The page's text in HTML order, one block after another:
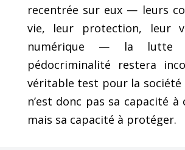
recentrée sur eux — leurs
vie, leur protection, leur
numérique — la lutte
pédocriminalité restera
véritable test pour la société
n’est donc pas sa capacité à
mais sa capacité à protéger.